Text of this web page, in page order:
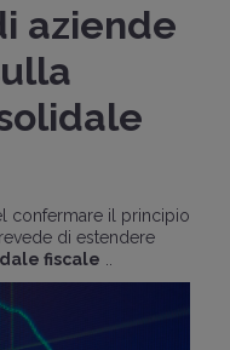
aziende
confermare il principio
di estendere
fiscale